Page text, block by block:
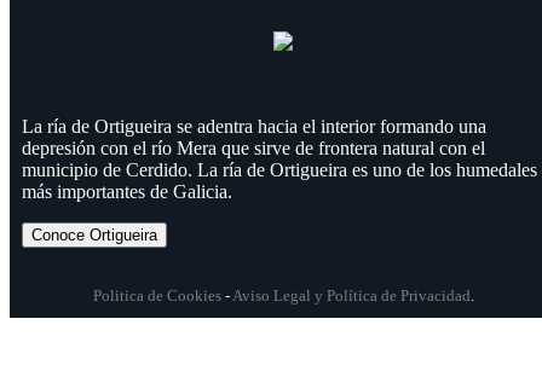
La ría de Ortigueira se adentra hacia el interior formando una
depresión con el río Mera que sirve de frontera natural con el
municipio de Cerdido. La ría de Ortigueira es uno de los humedales
más importantes de Galicia.
Conoce Ortigueira
Politica de Cookies- Aviso Legal y Política de Privacidad